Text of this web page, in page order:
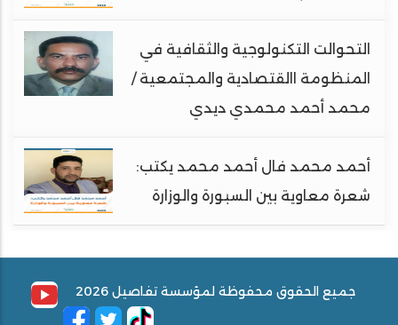
التحوالت التكنولوجية والثقافية في
المنظومة االقتصادية والمجتمعية /
محمد أحمد محمدي ديدي
أحمد محمد فال أحمد محمد يكتب:
شعرة معاوية بين السبورة والوزارة
جميع الحقوق محفوظة لمؤسسة تفاصيل 2026